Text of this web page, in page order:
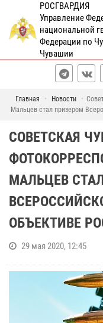
РОСГВАРДИЯ
Управление
национальной
Федерации по
Чувашии
Главная Новости
Мальцев стал призером
СОВЕТСКАЯ
МАЛЬЦЕВ
ОБЪЕКТИВЕ
29 мая 2020, 12:45